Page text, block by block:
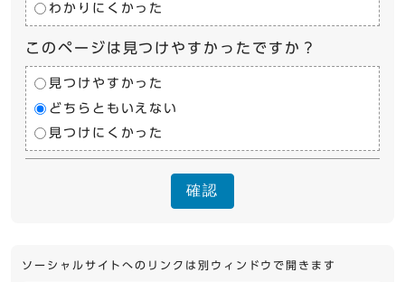
わかりにくかった
このページは見つけやすかったですか？
見つけやすかった
どちらともいえない
見つけにくかった
確認
ソーシャルサイトへのリンクは別ウィンドウで開きます